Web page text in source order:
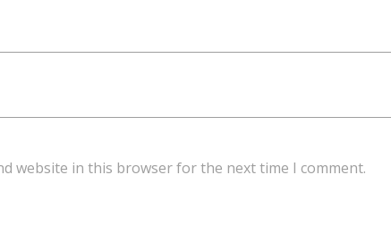
website in this browser for the next time I comment.